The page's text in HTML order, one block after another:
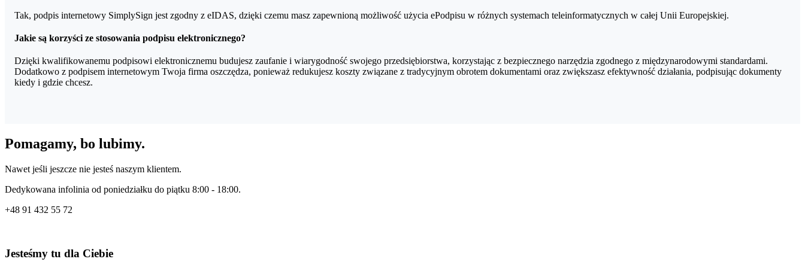
Tak, podpis internetowy SimplySign jest zgodny z eIDAS, dzięki czemu masz zapewnioną możliwość użycia ePodpisu w różnych systemach teleinformatycznych w całej Unii Europejskiej.
Jakie są korzyści ze stosowania podpisu elektronicznego?
Dzięki kwalifikowanemu podpisowi elektronicznemu budujesz zaufanie i wiarygodność swojego przedsiębiorstwa, korzystając z bezpiecznego narzędzia zgodnego z międzynarodowymi standardami.
Dodatkowo z podpisem internetowym Twoja firma oszczędza, ponieważ redukujesz koszty związane z tradycyjnym obrotem dokumentami oraz zwiększasz efektywność działania, podpisując dokumenty
kiedy i gdzie chcesz.
Pomagamy, bo lubimy.
Nawet jeśli jeszcze nie jesteś naszym klientem.
Dedykowana infolinia od poniedziałku do piątku 8:00 - 18:00.
+48 91 432 55 72
Jesteśmy tu dla Ciebie